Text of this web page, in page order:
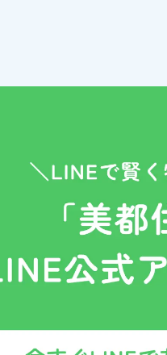
当サイトのアク
ただし個人でド
レスから個人が特
２、Webサイトの
クッキー（
当サイトではサー
クッキーとは、
イル）のことで
これにより一度